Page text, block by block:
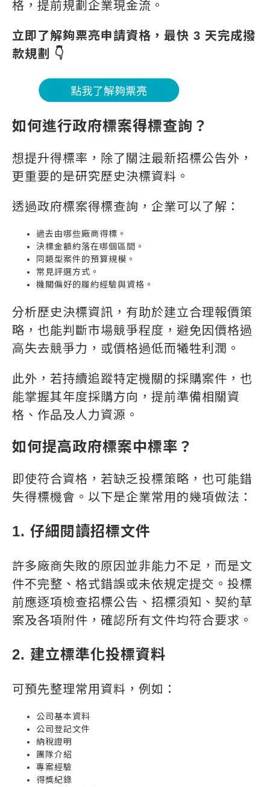
格，提前規劃企業現金流。
立即了解夠票亮申請資格，最快 3 天完成撥
款規劃 👇
如何進行政府標案得標查詢？
想提升得標率，除了關注最新招標公告外，
更重要的是研究歷史決標資料。
透過政府標案得標查詢，企業可以了解：
過去由哪些廠商得標。
決標金額約落在哪個區間。
同類型案件的預算規模。
常見評選方式。
機關偏好的履約經驗與資格。
分析歷史決標資訊，有助於建立合理報價策
略，也能判斷市場競爭程度，避免因價格過
高失去競爭力，或價格過低而犧牲利潤。
此外，若持續追蹤特定機關的採購案件，也
能掌握其年度採購方向，提前準備相關資
格、作品及人力資源。
如何提高政府標案中標率？
即使符合資格，若缺乏投標策略，也可能錯
失得標機會。以下是企業常用的幾項做法：
1. 仔細閱讀招標文件
許多廠商失敗的原因並非能力不足，而是文
件不完整、格式錯誤或未依規定提交。投標
前應逐項檢查招標公告、招標須知、契約草
案及各項附件，確認所有文件均符合要求。
2. 建立標準化投標資料
可預先整理常用資料，例如：
公司基本資料
公司登記文件
納稅證明
團隊介紹
專案經驗
得獎紀錄